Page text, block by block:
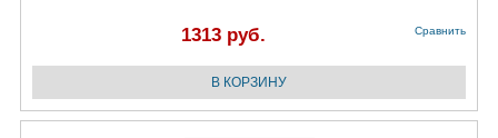
1313 руб. Сравнить